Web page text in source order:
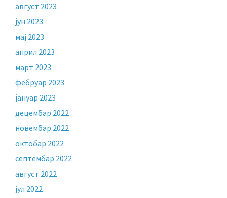
август 2023
јун 2023
мај 2023
април 2023
март 2023
фебруар 2023
јануар 2023
децембар 2022
новембар 2022
октобар 2022
септембар 2022
август 2022
јул 2022